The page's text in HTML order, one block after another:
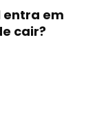
entra em
cair?